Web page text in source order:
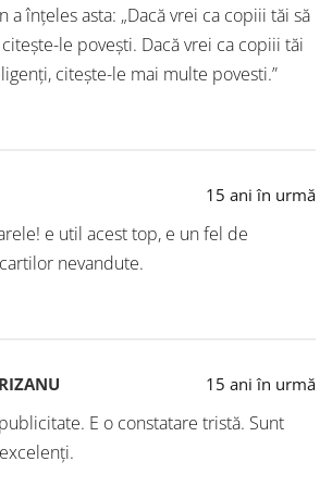
a înțeles asta: „Dacă vrei ca copiii tăi să
le povești. Dacă vrei ca copiii tăi
citește-le mai multe povesti.”
15 ani în urmă
e util acest top, e un fel de
nevandute.
15 ani în urmă
E o constatare tristă. Sunt